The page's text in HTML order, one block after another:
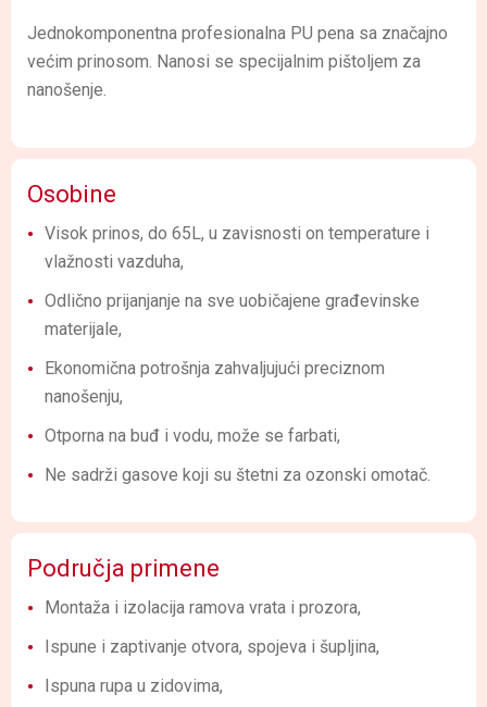
Jednokomponentna profesionalna PU pena sa značajno
većim prinosom. Nanosi se specijalnim pištoljem za
nanošenje.
Osobine
Visok prinos, do 65L, u zavisnosti on temperature i
vlažnosti vazduha,
Odlično prijanjanje na sve uobičajene građevinske
materijale,
Ekonomična potrošnja zahvaljujući preciznom
nanošenju,
Otporna na buđ i vodu, može se farbati,
Ne sadrži gasove koji su štetni za ozonski omotač.
Područja primene
Montaža i izolacija ramova vrata i prozora,
Ispune i zaptivanje otvora, spojeva i šupljina,
Ispuna rupa u zidovima,